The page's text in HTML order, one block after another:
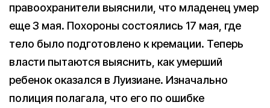
правоохранители выяснили, что младенец умер
еще 3 мая. Похороны состоялись 17 мая, где
тело было подготовлено к кремации. Теперь
власти пытаются выяснить, как умерший
ребенок оказался в Луизиане. Изначально
полиция полагала, что его по ошибке